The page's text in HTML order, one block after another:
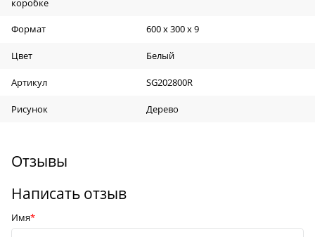
Формат 600 х 300 х 9
Цвет Белый
Артикул SG202800R
Рисунок Дерево
Отзывы
Написать отзыв
Имя